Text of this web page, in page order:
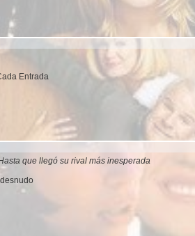
Entrada
que llegó su rival más inesperada